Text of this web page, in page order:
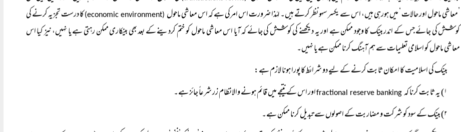
’معاشی ماحول اور حالات ‘ میں ہورہی ہیں، اس سے یکسر سہو نظر کرتے ہیں۔ لہٰذا ضرورت اس امرکی ہے کہ اس معاشی ماحول (economic environment)
کا درست تجزیہ کرنے کی
کوشش کی جائے جس کے اندر بینک کا وجود ممکن ہے اور یہ دیکھنے کی کوشش کی جائے کہ آیا اس معاشی ماحول کو ختم کردینے کے بعد بھی بینکاری ممکن رہتی ہے یا نہیں، نیز کیا اس
معاشی ماحول کو اسلامی تعلیمات سے ہم آہنگ کرنا ممکن ہے یا نہیں۔
بینک کی اسلامیت کا امکان ثابت کرنے کے لیے دو شرائط کا پورا ہونا لازم ہے:
۱) یہ ثابت کرنا کہ
اور اس کے نتیجے میں قائم ہونے والانظام زر شرعاً جائز ہے۔
۲) بینک کے سود کو شرکت و مضاربت کے اصولوں سے تبدیل کرنا ممکن ہے۔